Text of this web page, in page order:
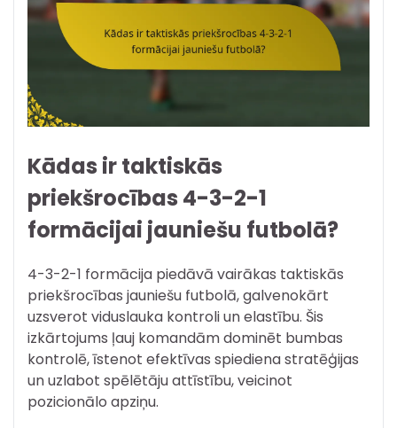
Kādas ir taktiskās
priekšrocības 4-3-2-1
formācijai jauniešu futbolā?
4-3-2-1 formācija piedāvā vairākas taktiskās
priekšrocības jauniešu futbolā, galvenokārt
uzsverot viduslauka kontroli un elastību. Šis
izkārtojums ļauj komandām dominēt bumbas
kontrolē, īstenot efektīvas spiediena stratēģijas
un uzlabot spēlētāju attīstību, veicinot
pozicionālo apziņu.